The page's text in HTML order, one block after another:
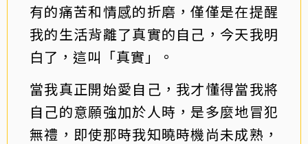
有的痛苦和情感的折磨，僅僅是在提醒
我的生活背離了真實的自己，今天我明
白了，這叫「真實」。
當我真正開始愛自己，我才懂得當我將
自己的意願強加於人時，是多麼地冒犯
無禮，即使那時我知曉時機尚未成熟，